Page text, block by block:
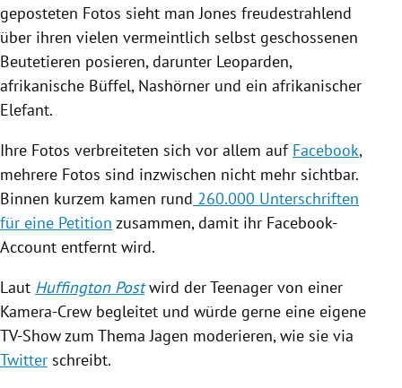
geposteten Fotos sieht manJones freudestrahlend
über ihren vielen vermeintlich selbst geschossenen
Beutetieren posieren, darunter Leoparden,
afrikanische Büffel, Nashörner und ein afrikanischer
Elefant.
Ihre Fotos verbreiteten sich vor allem auf Facebook,
mehrere Fotos sind inzwischen nicht mehr sichtbar.
Binnen kurzem kamen rund 260.000 Unterschriften
für eine Petition zusammen, damit ihr Facebook-
Account entfernt wird.
Laut Huffington Postwird der Teenager von einer
Kamera-Crew begleitet und würde gerne eine eigene
TV-Show zum Thema Jagen moderieren, wie sie via
Twitter schreibt.